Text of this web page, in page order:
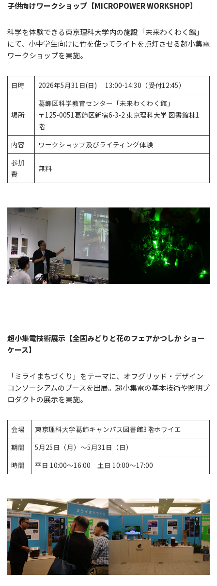
子供向けワークショップ【MICROPOWER WORKSHOP】
科学を体験できる東京理科大学内の施設「未来わくわく館」
にて、小中学生向けに竹を使ってライトを点灯させる超小集電
ワークショップを実施。
日時 2026年5月31日(日) 13:00-14:30（受付12:45）
場所
葛飾区科学教育センター「未来わくわく館」
〒125-0051葛飾区新宿6-3-2 東京理科大学 図書館棟1
階
内容
ワークショップ及びライティング体験
参加
費
無料
超小集電技術展示【全国みどりと花のフェアかつしか ショー
ケース】
「ミライまちづくり」をテーマに、オフグリッド・デザイン
コンソーシアムのブースを出展。超小集電の基本技術や照明プ
ロダクトの展示を実施。
会場
東京理科大学葛飾キャンパス図書館3階ホワイエ
期間
5月25日（月）〜5月31日（日）
時間
平日 10:00〜16:00 土日 10:00〜17:00